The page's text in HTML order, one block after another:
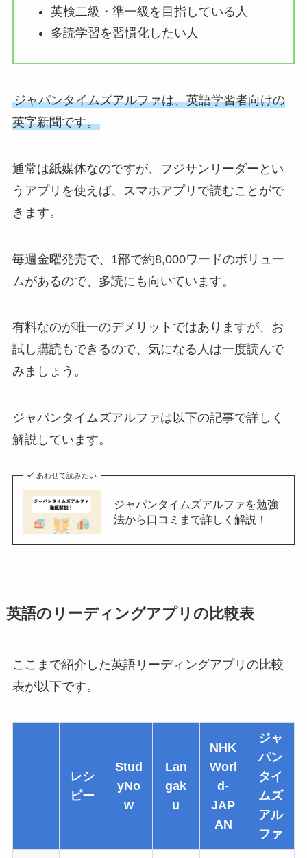
英検二級・準一級を目指している人
多読学習を習慣化したい人
ジャパンタイムズアルファは、英語学習者向けの
英字新聞です。
通常は紙媒体なのですが、フジサンリーダーとい
うアプリを使えば、スマホアプリで読むことがで
きます。
毎週金曜発売で、1部で約8,000ワードのボリュー
ムがあるので、多読にも向いています。
有料なのが唯一のデメリットではありますが、お
試し購読もできるので、気になる人は一度読んで
みましょう。
ジャパンタイムズアルファは以下の記事で詳しく
解説しています。
あわせて読みたい
ジャパンタイムズアルファを勉強
法から口コミまで詳しく解説！
英語のリーディングアプリの比較表
ここまで紹介した英語リーディングアプリの比較
表が以下です。
レシ
ピー
Stud
yNo
w
Lan
gak
u
NHK
Worl
d-
JAP
AN
ジャ
パン
タイ
ムズ
アル
ファ